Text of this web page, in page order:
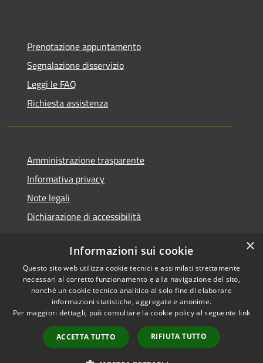
Prenotazione appuntamento
Segnalazione disservizio
Leggi le FAQ
Richiesta assistenza
Amministrazione trasparente
Informativa privacy
Note legali
Dichiarazione di accessibilità
RSS
Accessibilità
Cookie
Mappa del sito
WebMail
Copyright © 2026 • Comune di
Santa Teresa Gallura •
Powered byMunicipium
Accesso redazione
×
Informazioni sui cookie
Questo sito web utilizza cookie tecnici e assimilati strettamente
necessari al corretto funzionamento e alla navigazione del sito,
nonché un cookie tecnico analitico al solo fine di elaborare
informazioni statistiche, aggregate e anonime.
Per maggiori dettagli, può consultare la cookie policy al seguente link
ACCETTA TUTTO RIFIUTA TUTTO